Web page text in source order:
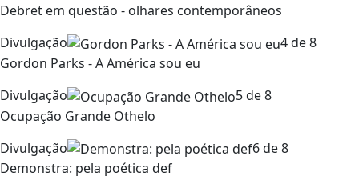
Debret em questão - olhares contemporâneos
Divulgação
4 de 8
Gordon Parks - A América sou eu
Divulgação
5 de 8
Ocupação Grande Othelo
Divulgação
6 de 8
Demonstra: pela poética def